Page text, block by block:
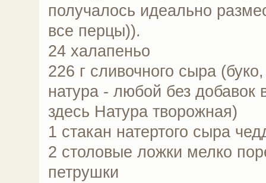
получалось идеально
все перцы)).
24 халапеньо
226 г сливочного сыра
натура - любой без добавок
здесь Натура творожная)
1 стакан натертого сыра
2 столовые ложки мелко
петрушки